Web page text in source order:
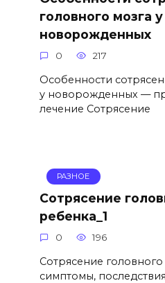
головного мозга у
новорожденных
0 217
Особенности
у новорожденных —
лечение Сотрясение
РАЗНОЕ
Сотрясение
ребенка_1
0 196
Сотрясение
симптомы,